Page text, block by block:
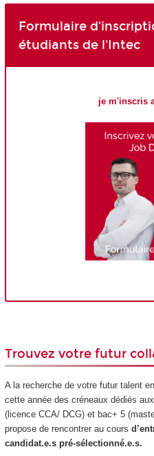
Formulaire
étudiants de l'Intec
je m'inscris
Trouvez votre futur
A la recherche de votre futur talent
cette année des créneaux dédiés
(licence CCA/ DCG) et bac+ 5
propose de rencontrer au cours
candidat.e.s pré-sélectionné.e.s.